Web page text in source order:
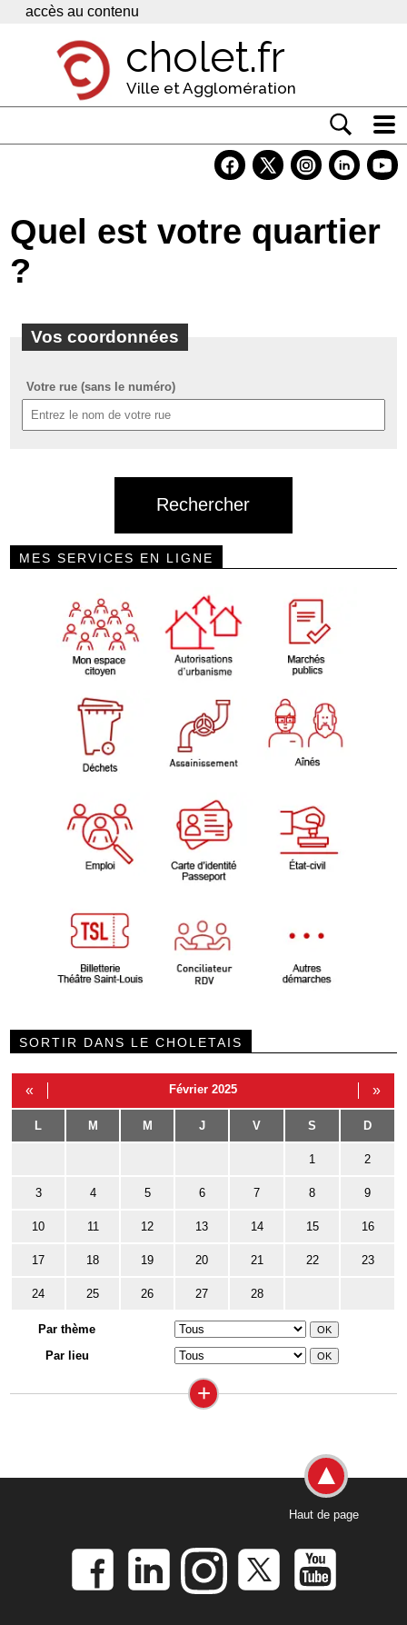
Panneau de gestion des cookies
accès au contenu
cholet.fr
Ville et Agglomération
Economie
Services
Quel est votre quartier
?
Vos coordonnées
Votre rue (sans le numéro)
MES SERVICES EN LIGNE
SORTIR DANS LE CHOLETAIS
« Février 2025 »
L M M J V S D
1 2
3 4 5 6 7 8 9
10 11 12 13 14 15 16
17 18 19 20 21 22 23
24 25 26 27 28
Par thème
Par lieu
+
Haut de page